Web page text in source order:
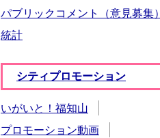
パブリックコメント（意見募集）
統計
シティプロモーション
いがいと！福知山
プロモーション動画